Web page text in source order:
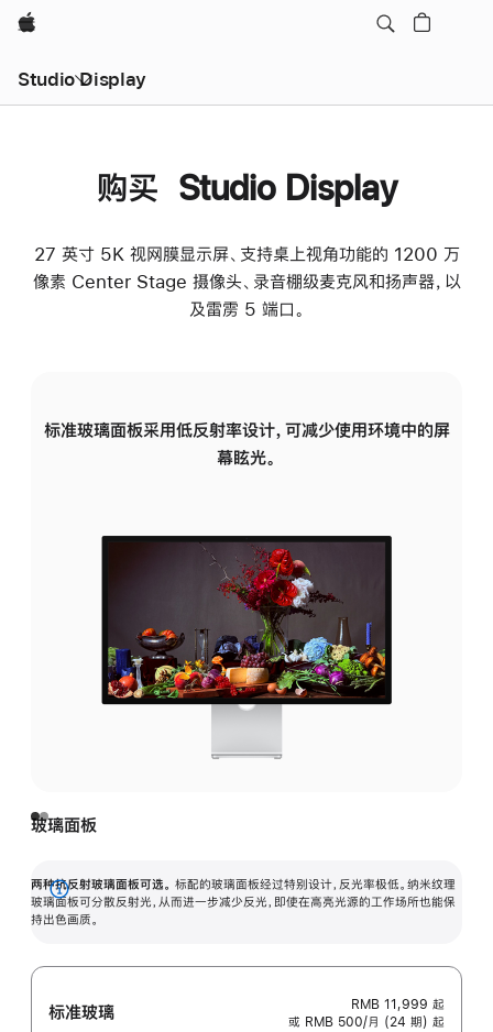
Apple
Studio Display
购买 Studio Display
27 英寸 5K 视网膜显示屏、支持桌上视角功能的 1200 万
像素 Center Stage 摄像头、录音棚级麦克风和扬声器，以
及雷雳 5 端口。
标准玻璃面板采用低反射率设计，可减少使用环境中的屏
幕眩光。
玻璃面板
两种抗反射玻璃面板可选。 标配的玻璃面板经过特别设计，反光率极低。纳米纹理
玻璃面板可分散反射光，从而进一步减少反光，即使在高亮光源的工作场所也能保
持出色画质。
展
开
标准玻璃 RMB 11,999 起
或 RMB 500/月 (24 期) 起